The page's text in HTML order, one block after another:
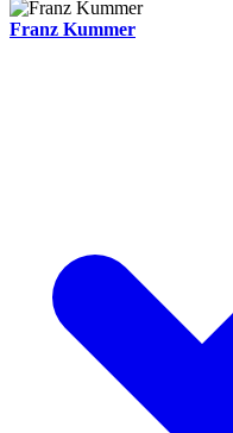
Franz Kummer